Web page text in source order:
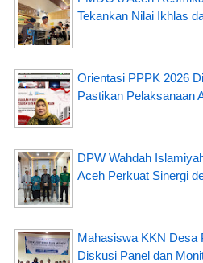
Tekankan Nilai Ikhlas
Orientasi PPPK 2026
Pastikan Pelaksanaan
DPW Wahdah
Aceh Perkuat Sinergi
Mahasiswa KKN Desa
Diskusi Panel dan